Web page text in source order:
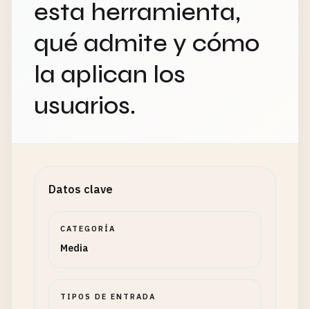
esta herramienta,
qué admite y cómo
la aplican los
usuarios.
Datos clave
CATEGORÍA
Media
TIPOS DE ENTRADA